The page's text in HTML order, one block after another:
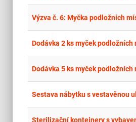
Dodávka 5 ks myček podložních
Sterilizační kontejnery s